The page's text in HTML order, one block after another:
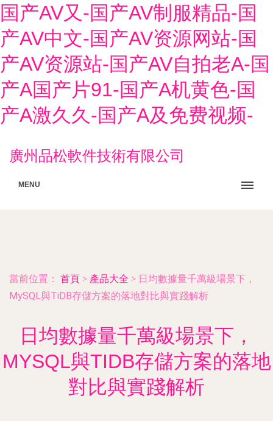
国产AV又-国产AV制服精品-国
产AV中文-国产AV资源网站-国
产AV资源站-国产AV自拍老A-国
产A国产片91-国产A机黄色-国
产A激久久-国产A及免费视频-
廣州品松軟件技術有限公司
MENU
當前位置： 首頁 > 產品大全 > 日均數據量千萬級場景下，
MySQL與TiDB存儲方案的落地對比與實踐解析
日均數據量千萬級場景下，
MYSQL與TIDB存儲方案的落地
對比與實踐解析